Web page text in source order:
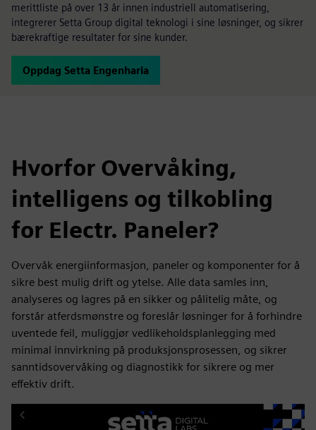
merittliste på over 13 år innen industriell automatisering,
integrerer Setta Group digital teknologi i sine løsninger, og sikrer
bærekraftige resultater for sine kunder.
Oppdag Setta Engenharia
Hvorfor Overvåking,
intelligens og tilkobling
for Electr. Paneler?
Overvåk energiinformasjon, paneler og komponenter for å
sikre best mulig drift og ytelse. Alle data samles inn,
analyseres og lagres på en sikker og pålitelig måte, og
forstår atferdsmønstre og foreslår løsninger for å forhindre
uventede feil, muliggjør vedlikeholdsplanlegging med
minimal innvirkning på produksjonsprosessen, og sikrer
sanntidsovervåking og diagnostikk for sikrere og mer
effektiv drift.